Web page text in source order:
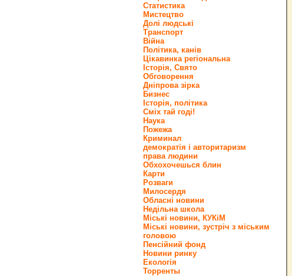
Статистика
Мистецтво
Долі людські
Транспорт
Війна
Політика, канів
Цікавинка регіональна
Історія, Свято
Обговорення
Дніпрова зірка
Бизнес
Історія, політика
Сміх тай годі!
Наука
Пожежа
Криминал
демократія і авторитаризм
права людини
Обхохочешься блин
Карти
Розваги
Милосердя
Обласні новини
Недільна школа
Міські новини, КУКіМ
Міські новини, зустріч з міським
головою
Пенсійний фонд
Новини ринку
Екологія
Торренты